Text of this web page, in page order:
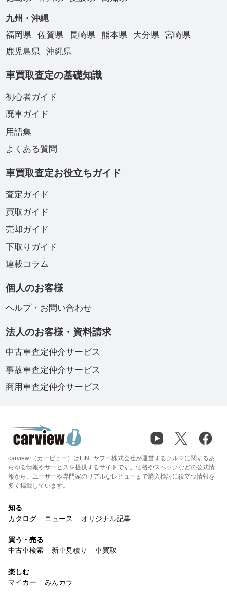
九州・沖縄
福岡県
佐賀県 長崎県 熊本県 大分県
宮崎県
鹿児島県
沖縄県
車買取査定の基礎知識
初心者ガイド
廃車ガイド
用語集
よくある質問
車買取査定お役立ちガイド
査定ガイド
買取ガイド
売却ガイド
下取りガイド
連載コラム
個人のお客様
ヘルプ・お問い合わせ
法人のお客様・資料請求
中古車査定仲介サービス
事故車査定仲介サービス
商用車査定仲介サービス
carview!（カービュー）はLINEヤフー株式会社が運営するクルマに関するあ
らゆる情報やサービスを提供するサイトです。価格やスペックなどの公式情
報から、ユーザーや専門家のリアルなレビューまで購入検討に役立つ情報を
多く掲載しています。
知る
カタログ
ニュース オリジナル記事
買う・売る
中古車検索
新車見積り 車買取
楽しむ
マイカー
みんカラ